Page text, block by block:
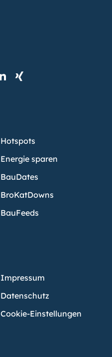
Hotspots
Energie sparen
BauDates
BroKatDowns
BauFeeds
Impressum
Datenschutz
Cookie-Einstellungen